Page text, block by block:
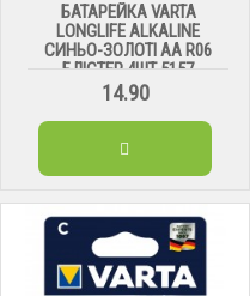
БАТАРЕЙКА VARTA
LONGLIFE ALKALINE
СИНЬО-ЗОЛОТІ АА R06
БЛІСТЕР 4ШТ 5157
14.90